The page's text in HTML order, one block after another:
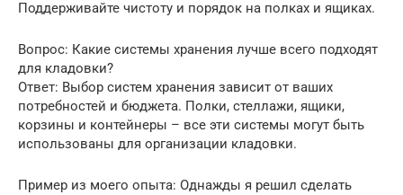
Поддерживайте чистоту и порядок на полках и ящиках.
Вопрос: Какие системы хранения лучше всего подходят
для кладовки?
Ответ: Выбор систем хранения зависит от ваших
потребностей и бюджета. Полки, стеллажи, ящики,
корзины и контейнеры – все эти системы могут быть
использованы для организации кладовки.
Пример из моего опыта: Однажды я решил сделать